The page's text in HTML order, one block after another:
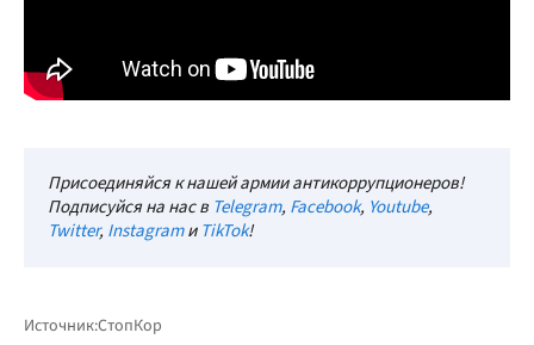
Присоединяйся к нашей армии антикоррупционеров!
Подписуйся на нас в Telegram, Facebook, Youtube,
Twitter, InstagramиTikTok!
Источник:СтопКор